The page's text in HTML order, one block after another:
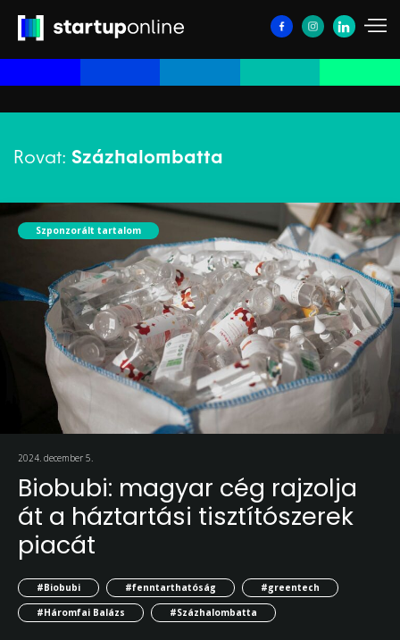
Rovat: Százhalombatta
Szponzorált tartalom
2024. december 5.
Biobubi: magyar cég rajzolja
át a háztartási tisztítószerek
piacát
#Biobubi #fenntarthatóság
#greentech
#Háromfai Balázs
#Százhalombatta